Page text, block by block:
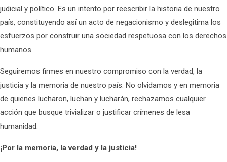
judicial y político. Es un intento por reescribir la historia de nuestro
país, constituyendo así un acto de negacionismo y deslegitima los
esfuerzos por construir una sociedad respetuosa con los derechos
humanos.
Seguiremos firmes en nuestro compromiso con la verdad, la
justicia y la memoria de nuestro país. No olvidamos y en memoria
de quienes lucharon, luchan y lucharán, rechazamos cualquier
acción que busque trivializar o justificar crímenes de lesa
humanidad.
¡Por la memoria, la verdad y la justicia!